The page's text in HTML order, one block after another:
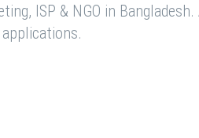
ISP & NGO in Bangladesh.